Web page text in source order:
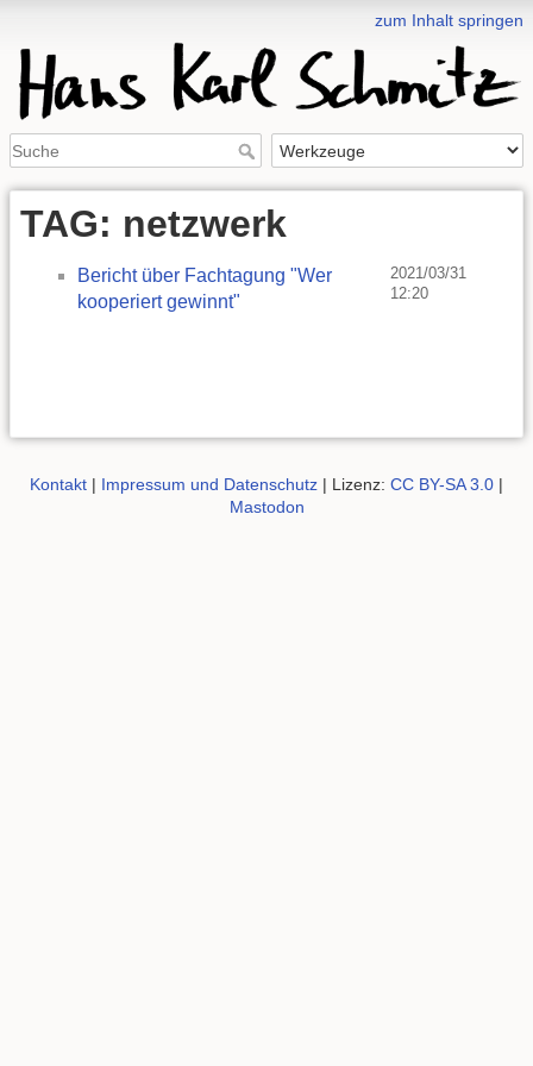
zum Inhalt springen
TAG: netzwerk
Bericht über Fachtagung "Wer
kooperiert gewinnt"
2021/03/31
12:20
Kontakt | Impressum und Datenschutz | Lizenz: CC BY-SA 3.0 |
Mastodon